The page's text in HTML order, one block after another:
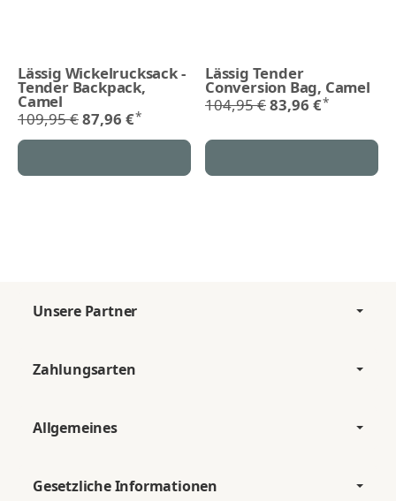
Lässig Wickelrucksack -
Tender Backpack,
Camel
109,95 €87,96 €*
Lässig Tender
Conversion Bag, Camel
104,95 €83,96 €*
Unsere Partner
Zahlungsarten
Allgemeines
Gesetzliche Informationen